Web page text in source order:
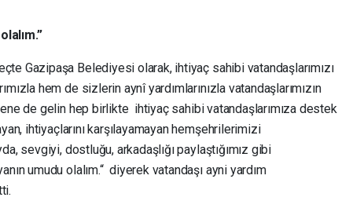
Gazipaşa Belediyesi olarak, ihtiyaç sahibi vatandaşlarımızı
hem de sizlerin aynî yardımlarınızla vatandaşlarımızın
de gelin hep birlikte ihtiyaç sahibi vatandaşlarımıza destek
ihtiyaçlarını karşılayamayan hemşehrilerimizi
sevgiyi, dostluğu, arkadaşlığı paylaştığımız gibi
umudu olalım.“ diyerek vatandaşı ayni yardım